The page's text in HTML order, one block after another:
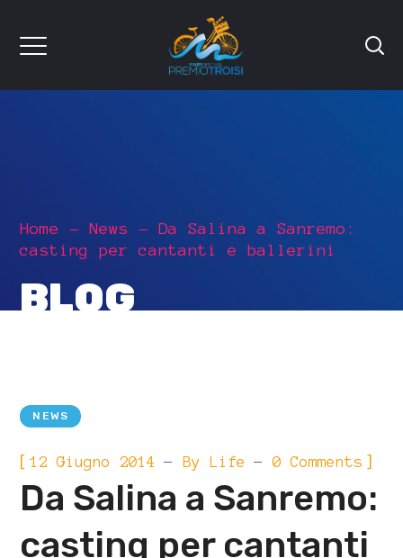
Home News
Da Salina a Sanremo:
casting per cantanti e ballerini
BLOG
NEWS
[12 Giugno 2014 ByLife 0 Comments ]
Da Salina a Sanremo:
casting per cantanti